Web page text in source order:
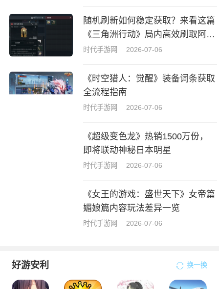
随机刷新如何稳定获取？来看这篇
《三角洲行动》局内高效刷取阿萨
拉牌盒指南
时代手游网 2026-07-06
《时空猎人：觉醒》装备词条获取
全流程指南
时代手游网 2026-07-06
《超级变色龙》热销1500万份，
即将联动神秘日本明星
时代手游网 2026-07-06
《女王的游戏：盛世天下》女帝篇
媚娘篇内容玩法差异一览
时代手游网 2026-07-06
好游安利 换一换